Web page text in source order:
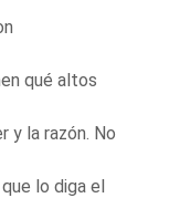
qué altos
y la razón. No
lo diga el